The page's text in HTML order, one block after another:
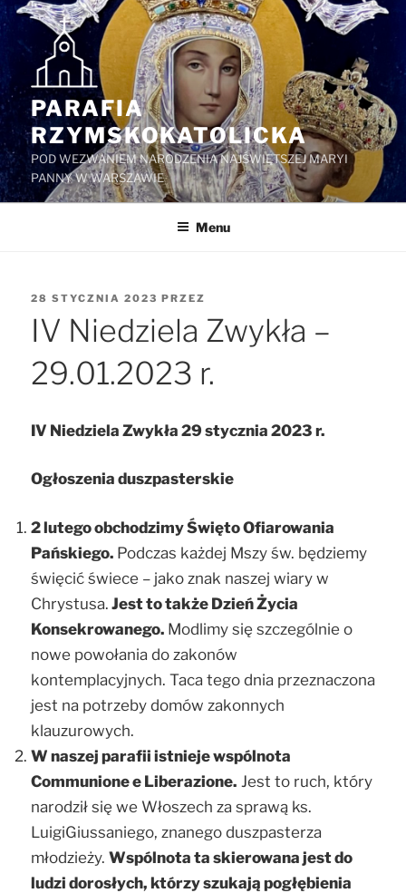
Przejdź
treści
PARAFIA
RZYMSKOKATOLICKA
POD WEZWANIEM NARODZENIA NAJŚWIĘTSZEJ MARYI
PANNY W WARSZAWIE
Menu
OPUBLIKOWANE
28 STYCZNIA 2023 PRZEZ
IV Niedziela Zwykła –
29.01.2023 r.
IV Niedziela Zwykła 29 stycznia 2023 r.
Ogłoszenia duszpasterskie
2 lutego obchodzimy Święto Ofiarowania
Pańskiego. Podczas każdej Mszy św. będziemy
święcić świece – jako znak naszej wiary w
Chrystusa. Jest to także Dzień Życia
Konsekrowanego. Modlimy się szczególnie o
nowe powołania do zakonów
kontemplacyjnych. Taca tego dnia przeznaczona
jest na potrzeby domów zakonnych
klauzurowych.
W naszej parafii istnieje wspólnota
Communione e Liberazione. Jest to ruch, który
narodził się we Włoszech za sprawą ks.
LuigiGiussaniego, znanego duszpasterza
młodzieży. Wspólnota ta skierowana jest do
ludzi dorosłych, którzy szukają pogłębienia